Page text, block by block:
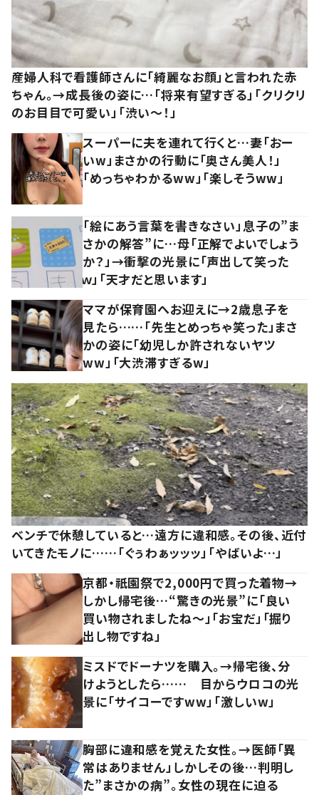
産婦人科で看護師さんに「綺麗なお顔」と言われた赤
ちゃん。→成長後の姿に…「将来有望すぎる」「クリクリ
のお目目で可愛い」「渋い～！」
スーパーに夫を連れて行くと…妻「おー
いw」まさかの行動に「奥さん美人！」
「めっちゃわかるww」「楽しそうww」
「絵にあう言葉を書きなさい」息子の”ま
さかの解答”に…母「正解でよいでしょう
か？」→衝撃の光景に「声出して笑った
ｗ」「天才だと思います」
ママが保育園へお迎えに→2歳息子を
見たら……「先生とめっちゃ笑った」まさ
かの姿に「幼児しか許されないヤツ
ww」「大渋滞すぎるw」
ベンチで休憩していると…遠方に違和感。その後、近付
いてきたモノに……「ぐぅわぁッッッ」「やばいよ…」
京都・祇園祭で2,000円で買った着物→
しかし帰宅後…“驚きの光景”に「良い
買い物されましたね～」「お宝だ」「掘り
出し物ですね」
ミスドでドーナツを購入。→帰宅後、分
けようとしたら…… 目からウロコの光
景に「サイコーですww」「激しいw」
胸部に違和感を覚えた女性。→医師「異
常はありません」しかしその後…判明し
た”まさかの病”。女性の現在に迫る